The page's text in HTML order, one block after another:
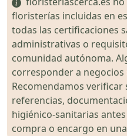
floristerías incluidas en
todas las certificaciones
administrativas o
comunidad autónoma.
corresponder a
Recomendamos verificar
referencias,
higiénico-sanitarias
compra o encargo en